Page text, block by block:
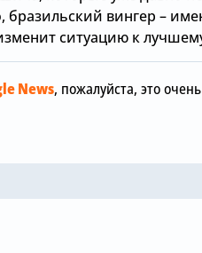
вингер –
ситуацию к
News, пожалуйста, это
06:00
нападающий